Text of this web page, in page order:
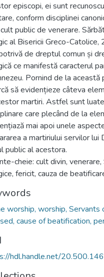
episcopi, ei sunt
conform disciplinei
public de venerare.
al Bisericii Greco-
de dreptul comun și
ce manifestă caracterul
Pornind de la
să evidențieze câteva
martiri. Astfel sunt
care plecând de la
mai apoi unele
a martiriului servilor
public al acestora.
cheie: cult divin,
fericit, cauza de
worship, worship,
cause of beatification,
hdl.handle.net/